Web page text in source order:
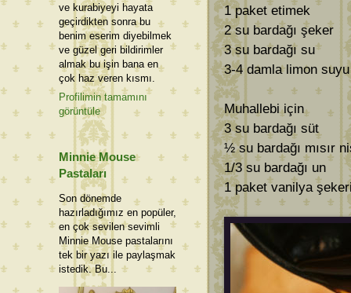
1 paket etimek
2 su bardağı şeker
3 su bardağı su
3-4 damla limon suyu
Muhallebi için
3 su bardağı süt
½ su bardağı mısır
1/3 su bardağı un
1 paket vanilya
ve kurabiyeyi hayata
geçirdikten sonra bu
benim eserim diyebilmek
ve güzel geri bildirimler
almak bu işin bana en
çok haz veren kısmı.
Profilimin tamamını
görüntüle
Minnie Mouse
Pastaları
Son dönemde
hazırladığımız en popüler,
en çok sevilen sevimli
Minnie Mouse pastalarını
tek bir yazı ile paylaşmak
istedik. Bu...